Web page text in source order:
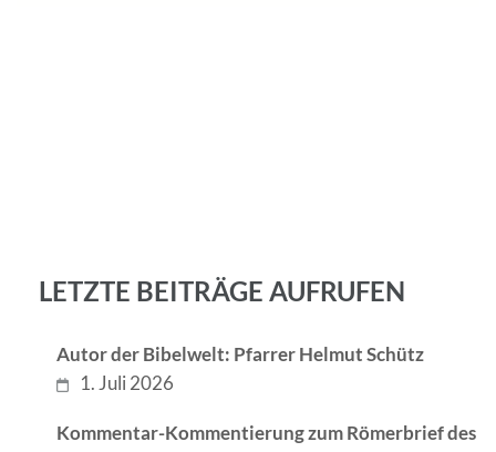
LETZTE BEITRÄGE AUFRUFEN
Autor der Bibelwelt: Pfarrer Helmut Schütz
1. Juli 2026
Kommentar-Kommentierung zum Römerbrief des